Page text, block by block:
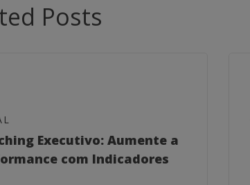
Posts
Executivo: Aumente a
com Indicadores